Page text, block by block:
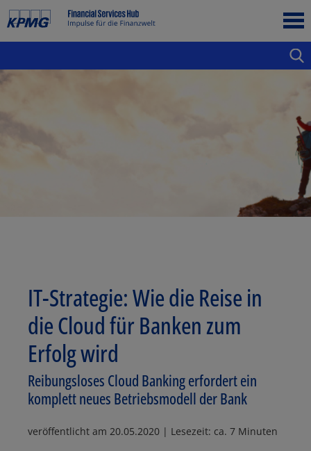
IT-Strategie: Wie die Reise in
die Cloud für Banken zum
Erfolg wird
Reibungsloses Cloud Banking erfordert ein
komplett neues Betriebsmodell der Bank
veröffentlicht am 20.05.2020 | Lesezeit: ca. 7 Minuten